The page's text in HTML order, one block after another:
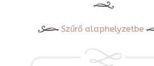
Szűrő alaphelyzetbe